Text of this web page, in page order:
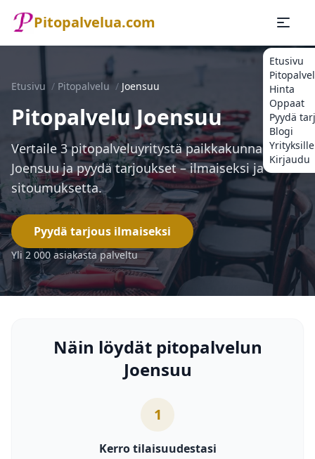
Pitopalvelua.com
Etusivu
Hinta
Oppaat
Pyydä
Blogi
Yrityksille
Kirjaudu
Etusivu / Pitopalvelu / Joensuu
Pitopalvelu Joensuu
Vertaile 3 pitopalveluyritystä paikkakunnalla
Joensuu ja pyydä tarjoukset – ilmaiseksi ja
sitoumuksetta.
Pyydä tarjous ilmaiseksi
Yli 2 000 asiakasta palveltu
Näin löydät pitopalvelun
Joensuu
1
Kerro tilaisuudestasi